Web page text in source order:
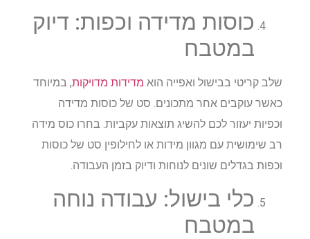
כוסות מדידה וכפות: דיוק
במטבח
שלב קריטי בבישול ואפייה הואמדידות מדויקות, במיוחד
כאשר עוקבים אחר מתכונים. סט של כוסות מדידה
וכפיות יעזור לכם להשיג תוצאות עקביות. בחרו כוס מידה
רב שימושית עם מגוון מידות או לחילופין סט של כוסות
וכפות בגדלים שונים לנוחות ודיוק בזמן העבודה.
כלי בישול: עבודה נוחה
במטבח